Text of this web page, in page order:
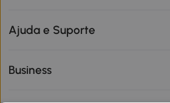
Ajuda e Suporte
Business